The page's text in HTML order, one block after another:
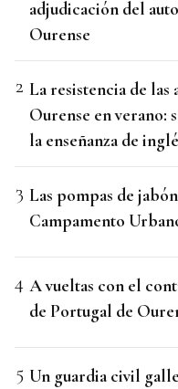
adjudicación del
Ourense
La resistencia de las
Ourense en verano:
la enseñanza de
Las pompas de
Campamento
A vueltas con el
de Portugal de
Un guardia civil